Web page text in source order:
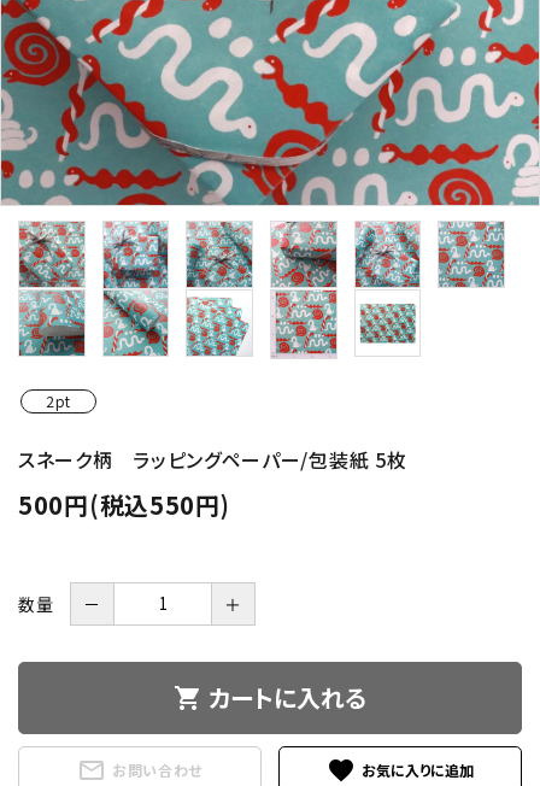
2pt
スネーク柄 ラッピングペーパー/包装紙 5枚
500円(税込550円)
数量 － ＋
shopping_cart カートに入れる
mail_outline お問い合わせ favorite